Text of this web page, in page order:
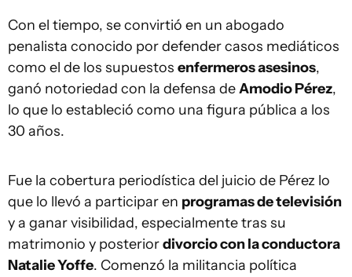
Con el tiempo, se convirtió en un abogado
penalista conocido por defender casos mediáticos
como el de los supuestos enfermeros asesinos,
ganó notoriedad con la defensa deAmodio Pérez,
lo que lo estableció como una figura pública a los
30 años.
Fue la cobertura periodística del juicio de Pérez lo
que lo llevó a participar en programas de televisión
y a ganar visibilidad, especialmente tras su
matrimonio y posteriordivorcio con la conductora
Natalie Yoffe. Comenzó la militancia política